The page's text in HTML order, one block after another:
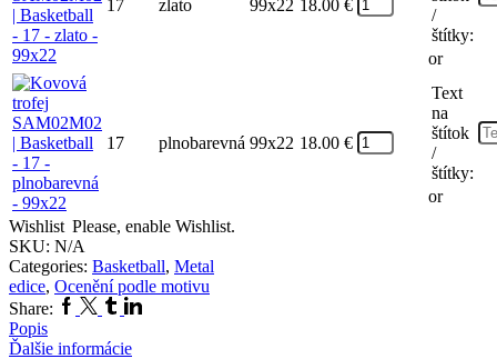
17 zlato 99x22 18.00 €
/
štítky:
or
17 plnobarevná 99x22 18.00 €
Text
na
štítok
/
štítky:
or
Wishlist Please, enable Wishlist.
SKU: N/A
Categories: Basketball, Metal
edice, Ocenění podle motivu
Share: Facebook
Twitter
TumblrLinkedin
Popis
Ďalšie informácie